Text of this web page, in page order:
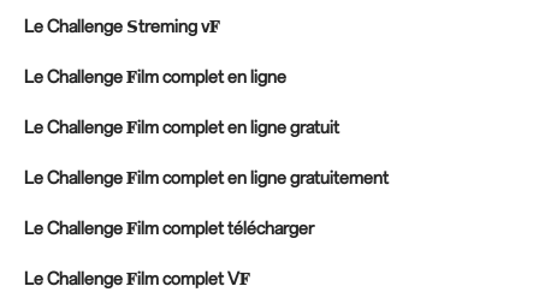
Le Challenge 𝗦treming v𝐅
Le Challenge 𝐅ilm complet en ligne
Le Challenge 𝐅ilm complet en ligne gratuit
Le Challenge 𝐅ilm complet en ligne gratuitement
Le Challenge 𝐅ilm complet télécharger
Le Challenge 𝐅ilm complet V𝐅